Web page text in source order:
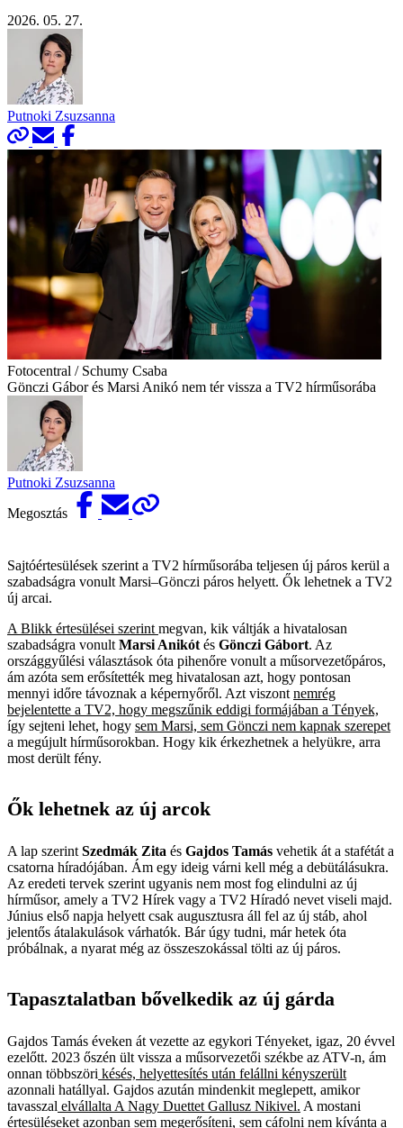
2026. 05. 27.
Putnoki Zsuzsanna
Fotocentral / Schumy Csaba
Gönczi Gábor és Marsi Anikó nem tér vissza a TV2 hírműsorába
Putnoki Zsuzsanna
Megosztás
Sajtóértesülések szerint a TV2 hírműsorába teljesen új páros kerül a
szabadságra vonult Marsi–Gönczi páros helyett. Ők lehetnek a TV2
új arcai.
A Blikk értesülései szerint megvan, kik váltják a hivatalosan
szabadságra vonult Marsi Anikót és Gönczi Gábort. Az
országgyűlési választások óta pihenőre vonult a műsorvezetőpáros,
ám azóta sem erősítették meg hivatalosan azt, hogy pontosan
mennyi időre távoznak a képernyőről. Azt viszont nemrég
bejelentette a TV2, hogy megszűnik eddigi formájában a Tények,
így sejteni lehet, hogy sem Marsi, sem Gönczi nem kapnak szerepet
a megújult hírműsorokban. Hogy kik érkezhetnek a helyükre, arra
most derült fény.
Ők lehetnek az új arcok
A lap szerint Szedmák Zita és Gajdos Tamás vehetik át a stafétát a
csatorna híradójában. Ám egy ideig várni kell még a debütálásukra.
Az eredeti tervek szerint ugyanis nem most fog elindulni az új
hírműsor, amely a TV2 Hírek vagy a TV2 Híradó nevet viseli majd.
Június első napja helyett csak augusztusra áll fel az új stáb, ahol
jelentős átalakulások várhatók. Bár úgy tudni, már hetek óta
próbálnak, a nyarat még az összeszokással tölti az új páros.
Tapasztalatban bővelkedik az új gárda
Gajdos Tamás éveken át vezette az egykori Tényeket, igaz, 20 évvel
ezelőtt. 2023 őszén ült vissza a műsorvezetői székbe az ATV-n, ám
onnan többszöri késés, helyettesítés után felállni kényszerült
azonnali hatállyal. Gajdos azután mindenkit meglepett, amikor
tavasszal elvállalta A Nagy Duettet Gallusz Nikivel. A mostani
értesüléseket azonban sem megerősíteni, sem cáfolni nem kívánta a